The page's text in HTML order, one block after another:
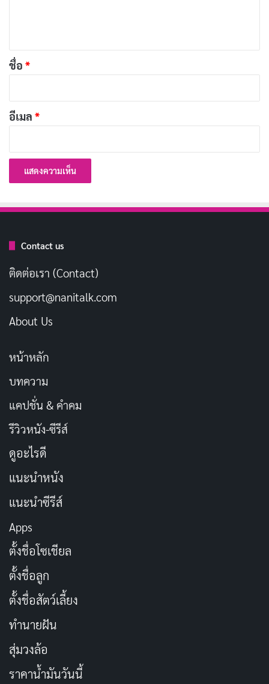
คนรอบข้าง ไม่ว่าจะเป็นเพื่อนร่วมงาน คนรัก และศัตรู
ทางการเมือง ทุกความสัมพันธ์เหล่านี้ล้วนมีผลกระทบต่อ
การแสดง
คิลเลียน เมอร์ฟีแสดงบทบาทของ เจ. โรเบิร์ต ออพเพนไฮ
เมอร์ ได้อย่างน่าทึ่ง เขาถ่ายทอดความฉลาดหลักแหลม
ออกมาได้อย่างสมบูรณ์แบบ
นอกจากนี้ ยังมีทีมนักแสดงสมทบที่ยอดเยี่ยม เช่น เอมีลี บ
ลันท์ ในบทบาทภรรยาของออพเพนไฮเมอร์, แมตต์ เดมอน
ในบทบาทนายพลเลสลี โกรฟส์ และ โรเบิร์ต ดาวนีย์ จูเนียร์
ในบทบาท ลูอิส สเตราส์ ทุกคนต่างมอบการแสดงที่น่าจดจำ
และช่วยเสริมสร้างความสมจริงให้กับเรื่องราว
การแสดงของนักแสดงทุกคนใน Oppenheimer เป็นส่วน
สำคัญที่ทำให้ภาพยนตร์เรื่องนี้มีความน่าสนใจ และทรงพลัง
ไม่ว่าจะเป็นบทสนทนาที่คมคาย หรือการแสดงออกทาง
สีหน้าและแววตา ทุกอย่างล้วนถ่ายทอดอารมณ์ และความ
รู้สึกของตัวละครออกมาได้อย่างลึกซึ้ง
โปรดักชัน
Oppenheimer เป็นภาพยนตร์ที่สร้างสรรค์ขึ้นอย่างพิถีพิถัน
ตั้งแต่การถ่ายภาพที่สวยงาม การตัดต่อที่ลื่นไหล ไปจนถึง
ดนตรีประกอบที่เร้าอารมณ์ ทุกองค์ประกอบล้วนทำงาน
*
ชื่อ *
อีเมล *
Contact us
ติดต่อเรา (Contact)
support@nanitalk.com
About Us
หน้าหลัก
บทความ
แคปชั่น & คำคม
รีวิวหนัง-ซีรีส์
ดูอะไรดี
แนะนำหนัง
แนะนำซีรีส์
Apps
ตั้งชื่อโซเชียล
ตั้งชื่อลูก
ตั้งชื่อสัตว์เลี้ยง
ทำนายฝัน
สุ่มวงล้อ
ราคาน้ำมันวันนี้